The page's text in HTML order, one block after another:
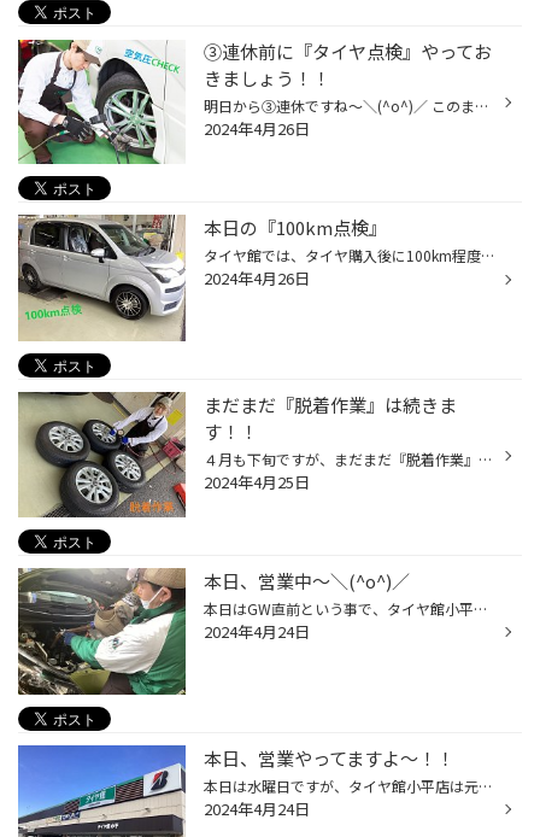
③連休前に『タイヤ点検』やってお
きましょう！！
明日から③連休ですね～＼(^o^)／ このままＧＷに突入する方もいるのでしょうか？？？ そして、お出かけ＆遠出＆ドライブ等をする方も多いのではないですか～？？？(^_^)！！ お出かけをするちょっとその前に！！『空気圧点検』忘れていませんか～(>_<) ◆時間が無かったので・・・ ◆先月、点検したし...
2024年4月26日
本日の『100km点検』
タイヤ館では、タイヤ購入後に100km程度走行したら最後の点検を行っています！！ これが通称『タイヤ100km点検』と言います(^_^)/ その点検内容は・・・ ◆空気圧点検（空気圧のバラツキを修正） ◆トルク点検（ナット・ボルトの緩み確認） ◆タイヤワックス塗布（キレイに清掃） 以上の３項目を実施...
2024年4月26日
まだまだ『脱着作業』は続きま
す！！
４月も下旬ですが、まだまだ『脱着作業』は続いていますね！！ 恐らく、５月中旬～下旬までは続くのではないでしょうか？？？ この時期の作業は予約制になっていますので、WEB・店頭にてご予約下さい(^_^)/ 脱着作業①台目 脱着作業②台目 脱着作業③台目 脱着作業④台目 脱着作業⑤台目 タイヤ館小平店...
2024年4月25日
本日、営業中～＼(^o^)／
本日はGW直前という事で、タイヤ館小平店は、営業中で～す＼(^o^)／ お出かけ前の影響で？？？ エンジンオイル交換が急増中です＼(^o^)／ 遠出や高速道路を使用する前に『愛車点検』やっておきましょう(^_^)/ ①台目 ②台目 ③台目 ④台目 ⑤台目 便利でお得な『タイヤ館アプリ』が、イチオシですヨ～(^...
2024年4月24日
本日、営業やってますよ～！！
本日は水曜日ですが、タイヤ館小平店は元気に営業中で～す！！ ＧＷに突入する前に『愛車点検』をやっておきましょう(^_^)/ 皆様のご来店、スタッフ一同お待ちしております＼(^o^)／ ◆◇◆◇◆◇◆◇◆◇◆◇◆◇◆◇◆◇◆◇◆◇◆◇◆◇◆◇◆◇◆◇◆◇◆◇◆◇◆◇◆◇◆
2024年4月24日